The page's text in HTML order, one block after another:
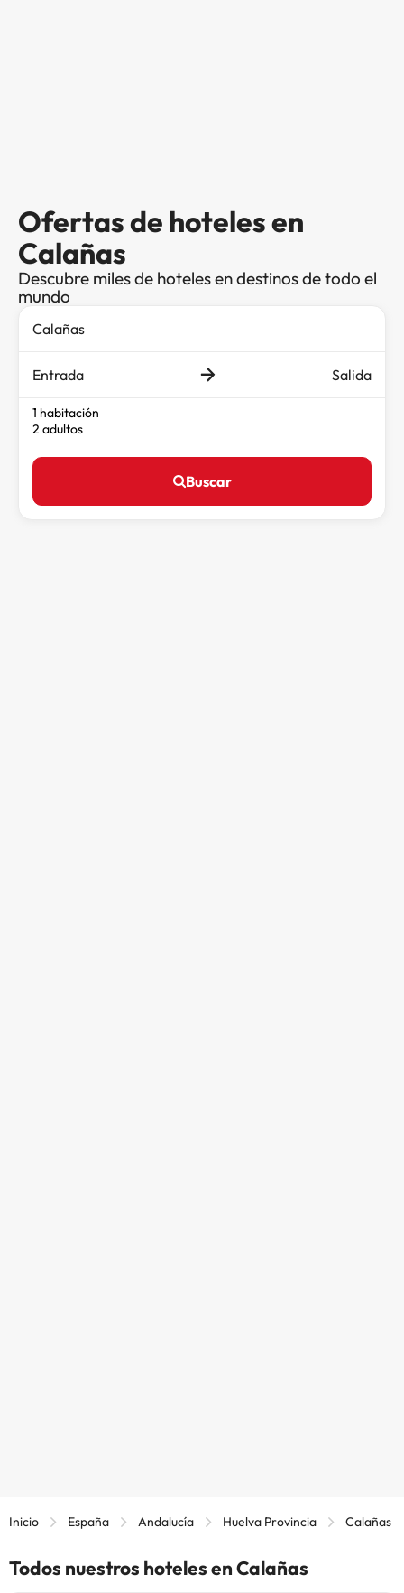
Ofertas de hoteles en
Calañas
Descubre miles de hoteles en destinos de todo el
mundo
Entrada Salida
1 habitación
2 adultos
Buscar
Inicio España Andalucía Huelva Provincia Calañas
Todos nuestros hoteles en Calañas